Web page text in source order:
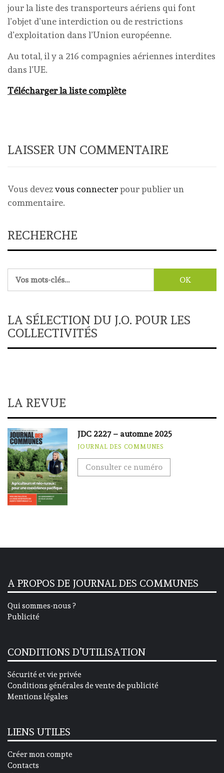
jour la liste des transporteurs aériens qui font
l’objet d’une interdiction ou de restrictions
d’exploitation dans l’Union européenne.
Au total, il y a 216 compagnies aériennes interdites
dans l’UE.
Télécharger la liste complète
LAISSER UN COMMENTAIRE
Vous devezvous connecterpour publier un
commentaire.
RECHERCHE
LA SÉLECTION DU J.O. POUR LES
COLLECTIVITÉS
LA REVUE
JDC 2227 – automne 2025
JOURNAL DES COMMUNES
Consulter ce numéro
A PROPOS DE JOURNAL DES COMMUNES
Qui sommes-nous ?
Publicité
CONDITIONS D’UTILISATION
Sécurité et vie privée
Conditions générales de vente de publicité
Mentions légales
LIENS UTILES
Créer mon compte
Contacts